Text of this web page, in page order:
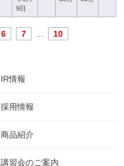
9日
6 7 10
IR情報
採用情報
商品紹介
講習会のご案内